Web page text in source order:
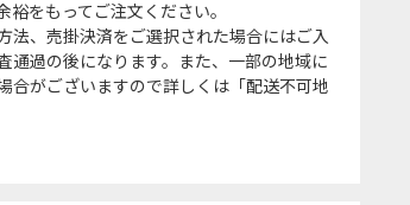
をもってご注文ください。
法、売掛決済をご選択された場合にはご入
通過の後になります。また、一部の地域に
合がございますので詳しくは「配送不可地